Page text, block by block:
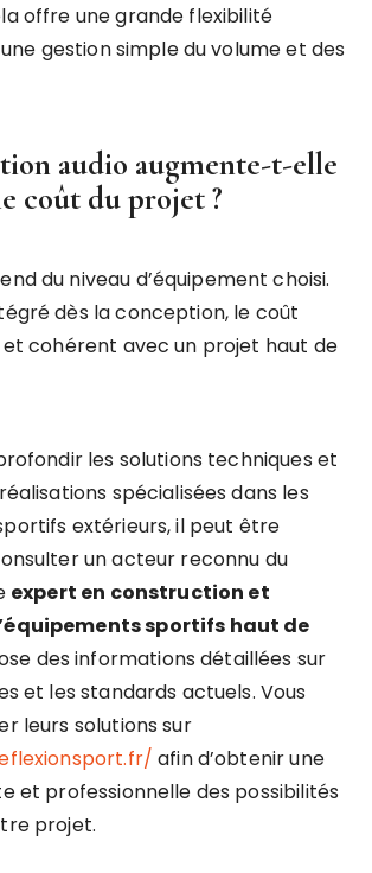
offre une grande flexibilité
gestion simple du volume et des
audio augmente-t-elle
coût du projet ?
du niveau d’équipement choisi.
dès la conception, le coût
cohérent avec un projet haut de
les solutions techniques et
spécialisées dans les
extérieurs, il peut être
un acteur reconnu du
expert en construction et
sportifs haut de
des informations détaillées sur
et les standards actuels. Vous
leurs solutions sur
afin d’obtenir une
et professionnelle des possibilités
projet.